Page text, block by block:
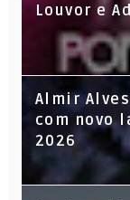
Louvor e
Almir
com novo
2026